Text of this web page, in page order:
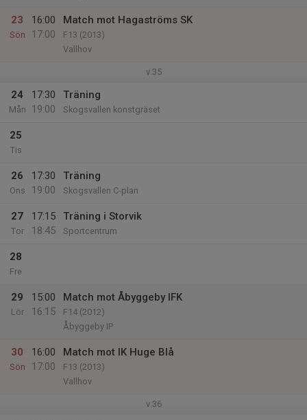
23
Sön
16:00
17:00
Match mot Hagaströms SK
F13 (2013)
Vallhov
v.35
24
Mån
17:30
19:00
Träning
Skogsvallen konstgräset
25
Tis
26
Ons
17:30
19:00
Träning
Skogsvallen C-plan
27
Tor
17:15
18:45
Träning i Storvik
Sportcentrum
28
Fre
29
Lör
15:00
16:15
Match mot Åbyggeby IFK
F14 (2012)
Åbyggeby IP
30
Sön
16:00
17:00
Match mot IK Huge Blå
F13 (2013)
Vallhov
v.36